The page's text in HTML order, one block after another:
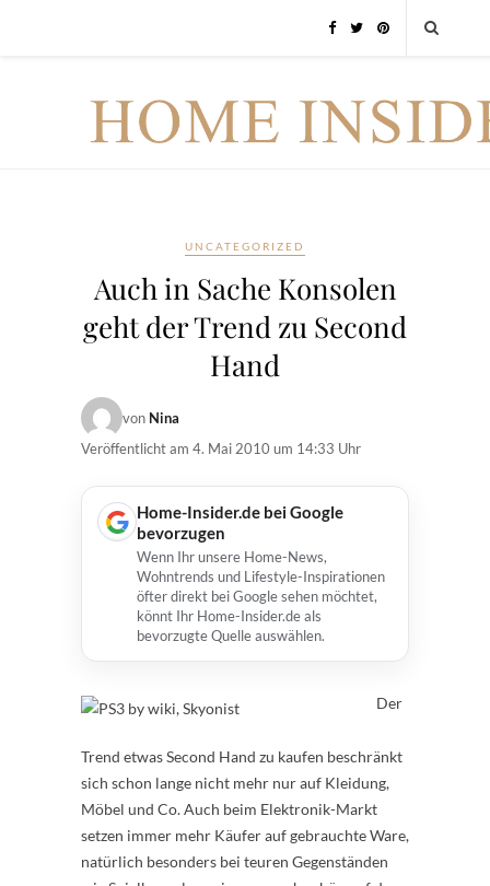
UNCATEGORIZED
Auch in Sache Konsolen
geht der Trend zu Second
Hand
von Nina
Veröffentlicht am 4. Mai 2010 um 14:33 Uhr
Home-Insider.de bei Google
bevorzugen
Wenn Ihr unsere Home-News,
Wohntrends und Lifestyle-Inspirationen
öfter direkt bei Google sehen möchtet,
könnt Ihr Home-Insider.de als
bevorzugte Quelle auswählen.
Der
Trend etwas Second Hand zu kaufen beschränkt
sich schon lange nicht mehr nur auf Kleidung,
Möbel und Co. Auch beim Elektronik-Markt
setzen immer mehr Käufer auf gebrauchte Ware,
natürlich besonders bei teuren Gegenständen